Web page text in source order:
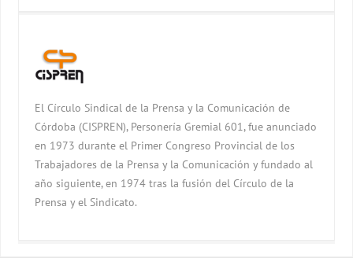
El Círculo Sindical de la Prensa y la Comunicación de
Córdoba (CISPREN), Personería Gremial 601, fue anunciado
en 1973 durante el Primer Congreso Provincial de los
Trabajadores de la Prensa y la Comunicación y fundado al
año siguiente, en 1974 tras la fusión del Círculo de la
Prensa y el Sindicato.